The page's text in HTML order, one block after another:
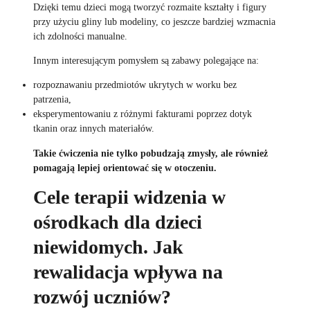
Dzięki temu dzieci mogą tworzyć rozmaite kształty i figury
przy użyciu gliny lub modeliny, co jeszcze bardziej wzmacnia
ich zdolności manualne.
Innym interesującym pomysłem są zabawy polegające na:
rozpoznawaniu przedmiotów ukrytych w worku bez
patrzenia,
eksperymentowaniu z różnymi fakturami poprzez dotyk
tkanin oraz innych materiałów.
Takie ćwiczenia nie tylko pobudzają zmysły, ale również
pomagają lepiej orientować się w otoczeniu.
Cele terapii widzenia w
ośrodkach dla dzieci
niewidomych. Jak
rewalidacja wpływa na
rozwój uczniów?